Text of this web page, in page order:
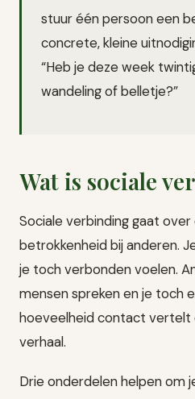
stuur één persoon een
concrete, kleine
“Heb je deze week
wandeling of belletje?”
Wat is sociale
Sociale verbinding gaat
betrokkenheid bij anderen.
je toch verbonden voelen.
mensen spreken en je toch
hoeveelheid contact vertelt
verhaal.
Drie onderdelen helpen om